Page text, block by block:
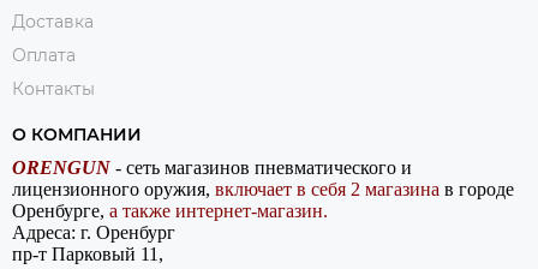
Доставка
Оплата
Контакты
О КОМПАНИИ
ORENGUN - сеть магазинов пневматического и
лицензионного оружия, включает в себя 2 магазина в городе
Оренбурге, а также интернет-магазин.
Адреса: г. Оренбург
пр-т Парковый 11,